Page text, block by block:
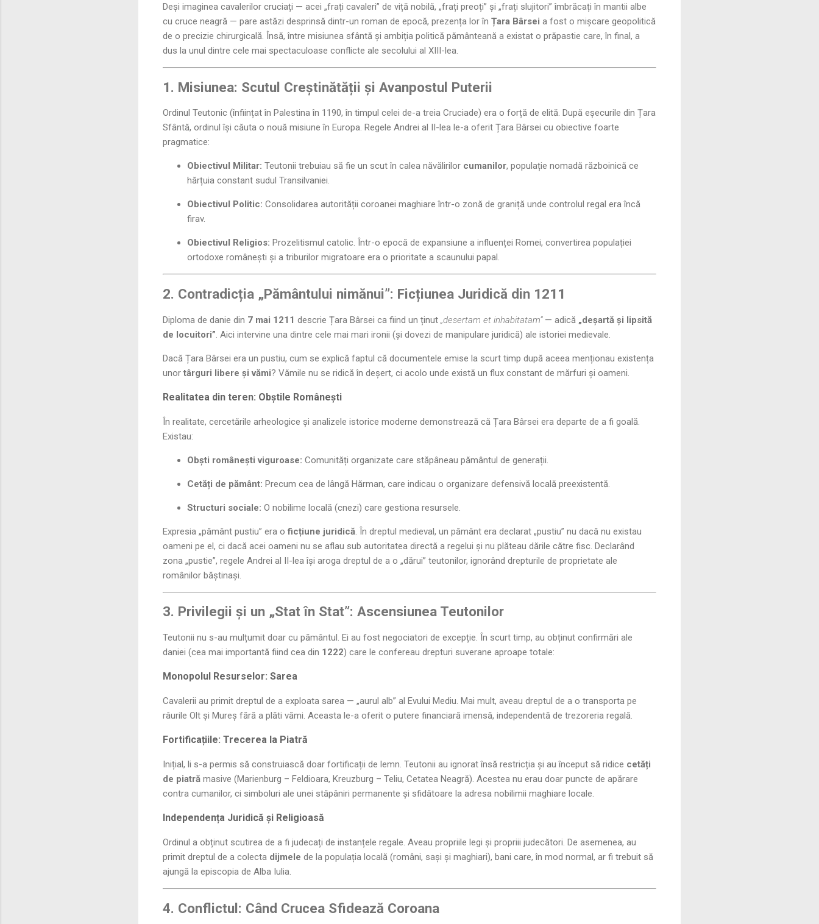
Deși imaginea cavalerilor cruciați — acei „frați cavaleri” de viță nobilă, „frați preoți” și „frați slujitori” îmbrăcați în mantii albe
cu cruce neagră — pare astăzi desprinsă dintr-un roman de epocă, prezența lor în Țara Bârsei a fost o mișcare geopolitică
de o precizie chirurgicală. Însă, între misiunea sfântă și ambiția politică pământeană a existat o prăpastie care, în final, a
dus la unul dintre cele mai spectaculoase conflicte ale secolului al XIII-lea.
1. Misiunea: Scutul Creștinătății și Avanpostul Puterii
Ordinul Teutonic (înființat în Palestina în 1190, în timpul celei de-a treia Cruciade) era o forță de elită. După eșecurile din Țara
Sfântă, ordinul își căuta o nouă misiune în Europa. Regele Andrei al II-lea le-a oferit Țara Bârsei cu obiective foarte
pragmatice:
Obiectivul Militar: Teutonii trebuiau să fie un scut în calea năvălirilor cumanilor, populație nomadă războinică ce
hărțuia constant sudul Transilvaniei.
Obiectivul Politic: Consolidarea autorității coroanei maghiare într-o zonă de graniță unde controlul regal era încă
firav.
Obiectivul Religios: Prozelitismul catolic. Într-o epocă de expansiune a influenței Romei, convertirea populației
ortodoxe românești și a triburilor migratoare era o prioritate a scaunului papal.
2. Contradicția „Pământului nimănui”: Ficțiunea Juridică din 1211
Diploma de danie din 7 mai 1211 descrie Țara Bârsei ca fiind un ținut „desertam et inhabitatam”— adică „deșartă și lipsită
de locuitori” . Aici intervine una dintre cele mai mari ironii (și dovezi de manipulare juridică) ale istoriei medievale.
Dacă Țara Bârsei era un pustiu, cum se explică faptul că documentele emise la scurt timp după aceea menționau existența
unor târguri libere și vămi? Vămile nu se ridică în deșert, ci acolo unde există un flux constant de mărfuri și oameni.
Realitatea din teren: Obștile Românești
În realitate, cercetările arheologice și analizele istorice moderne demonstrează că Țara Bârsei era departe de a fi goală.
Existau:
Obști românești viguroase: Comunități organizate care stăpâneau pământul de generații.
Cetăți de pământ: Precum cea de lângă Hărman, care indicau o organizare defensivă locală preexistentă.
Structuri sociale: O nobilime locală (cnezi) care gestiona resursele.
Expresia „pământ pustiu” era oficțiune juridică . În dreptul medieval, un pământ era declarat „pustiu” nu dacă nu existau
oameni pe el, ci dacă acei oameni nu se aflau sub autoritatea directă a regelui și nu plăteau dările către fisc. Declarând
zona „pustie”, regele Andrei al II-lea își aroga dreptul de a o „dărui” teutonilor, ignorând drepturile de proprietate ale
românilor băștinași.
3. Privilegii și un „Stat în Stat”: Ascensiunea Teutonilor
Teutonii nu s-au mulțumit doar cu pământul. Ei au fost negociatori de excepție. În scurt timp, au obținut confirmări ale
daniei (cea mai importantă fiind cea din 1222) care le confereau drepturi suverane aproape totale:
Monopolul Resurselor: Sarea
Cavalerii au primit dreptul de a exploata sarea — „aurul alb” al Evului Mediu. Mai mult, aveau dreptul de a o transporta pe
râurile Olt și Mureș fără a plăti vămi. Aceasta le-a oferit o putere financiară imensă, independentă de trezoreria regală.
Fortificațiile: Trecerea la Piatră
Inițial, li s-a permis să construiască doar fortificații de lemn. Teutonii au ignorat însă restricția și au început să ridice cetăți
de piatră masive (Marienburg – Feldioara, Kreuzburg – Teliu, Cetatea Neagră). Acestea nu erau doar puncte de apărare
contra cumanilor, ci simboluri ale unei stăpâniri permanente și sfidătoare la adresa nobilimii maghiare locale.
Independența Juridică și Religioasă
Ordinul a obținut scutirea de a fi judecați de instanțele regale. Aveau propriile legi și propriii judecători. De asemenea, au
primit dreptul de a colecta dijmele de la populația locală (români, sași și maghiari), bani care, în mod normal, ar fi trebuit să
ajungă la episcopia de Alba Iulia.
4. Conflictul: Când Crucea Sfidează Coroana